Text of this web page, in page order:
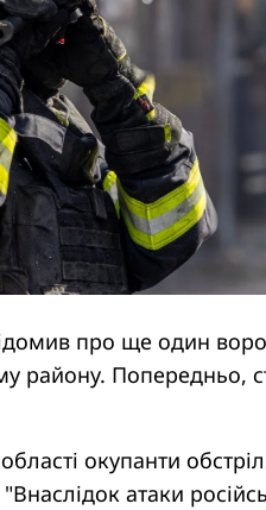
про ще один
району. Попередньо,
окупанти
атаки